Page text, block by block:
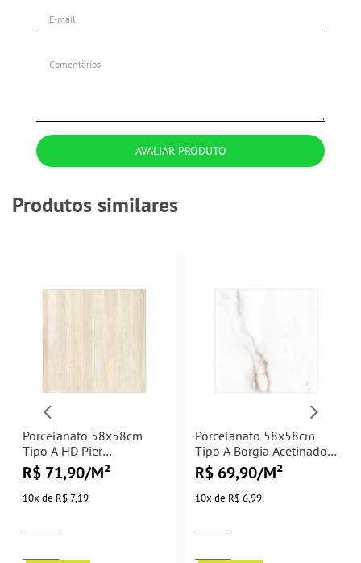
AVALIAR PRODUTO
Produtos similares
Porcelanato 58x58cm
Tipo A HD Pier
Antiderrapante Cream
Pamesa - 1,68m²
R$ 71,90/M²
10x de R$ 7,19
Porcelanato 58x58cm
Tipo A Borgia Acetinado
Pamesa - 1,68m²
R$ 69,90/M²
10x de R$ 6,99